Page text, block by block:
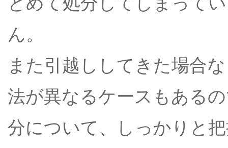
ん。
また引越ししてきた場合
法が異なるケースもある
分について、しっかりと